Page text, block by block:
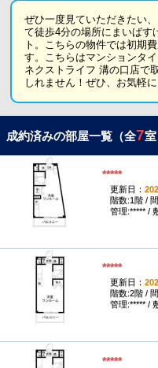
ぜひ一度見ていただきたい
て徒歩4分の場所にまいばす
ト。こちらの物件では初期
す。こちらはマンションタ
ネクストライフ 溝の口店で
しれません！ぜひ、お気軽に
成約済みの部屋一覧（全7室
*****
更新日：
階数:1階 /
管理:***** /
*****
更新日：
階数:2階 /
管理:***** /
*****